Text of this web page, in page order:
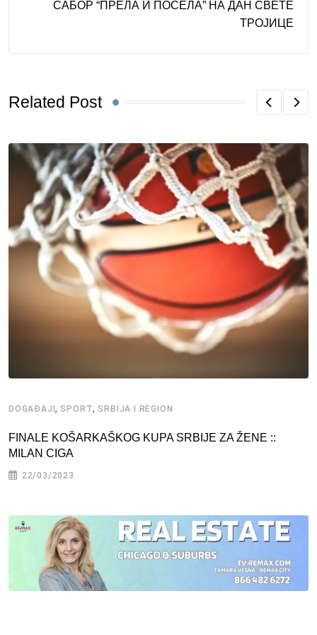
САБОР “ПРЕЛА И ПОСЕЛА” НА ДАН СВЕТЕ
ТРОЈИЦЕ
Related Post
DOGAĐAJI, SPORT, SRBIJA I REGION
FINALE KOŠARKAŠKOG KUPA SRBIJE ZA ŽENE ::
MILAN CIGA
22/03/2023